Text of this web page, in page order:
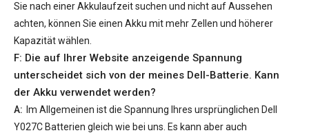
Sie nach einer Akkulaufzeit suchen und nicht auf Aussehen
achten, können Sie einen Akku mit mehr Zellen und höherer
Kapazität wählen.
F: Die auf Ihrer Website anzeigende Spannung
unterscheidet sich von der meines Dell-Batterie. Kann
der Akku verwendet werden?
A: Im Allgemeinen ist die Spannung Ihres ursprünglichen Dell
Y027C Batterien gleich wie bei uns. Es kann aber auch